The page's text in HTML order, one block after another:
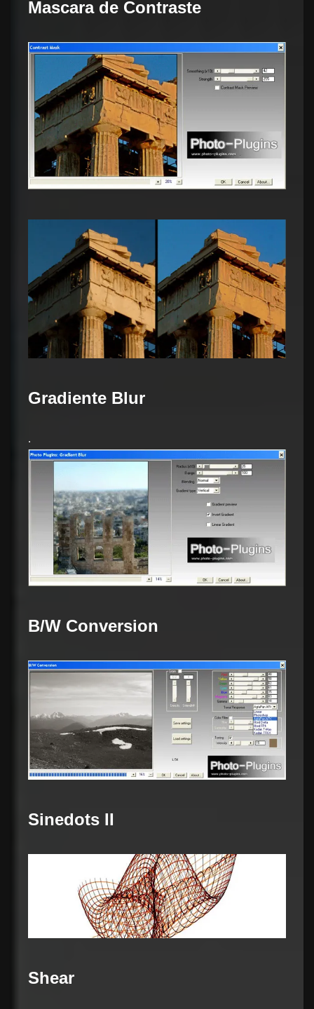
Mascara de Contraste
Gradiente Blur
.
B/W Conversion
Sinedots II
Shear